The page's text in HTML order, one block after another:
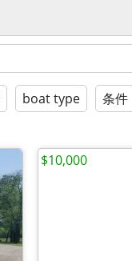
boat type 条件
$10,000